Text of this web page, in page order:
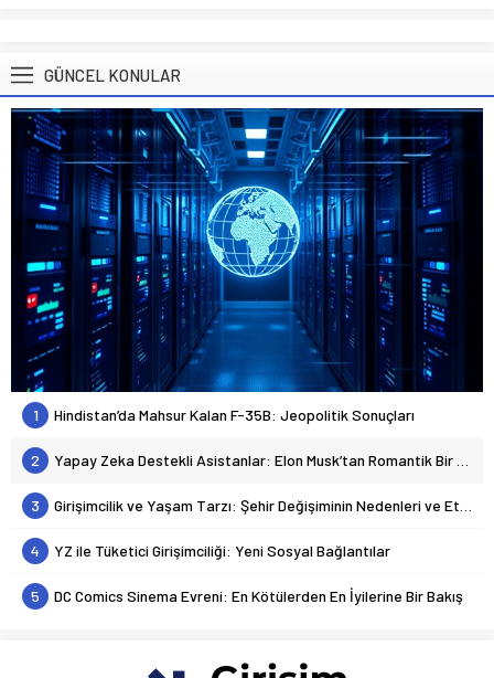
GÜNCEL KONULAR
1 Hindistan’da Mahsur Kalan F-35B: Jeopolitik Sonuçları
2 Yapay Zeka Destekli Asistanlar: Elon Musk’tan Romantik Bir Hamle mi?
3 Girişimcilik ve Yaşam Tarzı: Şehir Değişiminin Nedenleri ve Etkileri
4 YZ ile Tüketici Girişimciliği: Yeni Sosyal Bağlantılar
5 DC Comics Sinema Evreni: En Kötülerden En İyilerine Bir Bakış